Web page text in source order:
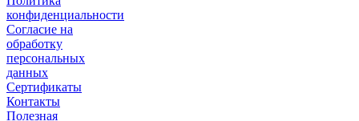
конфиденциальности
Согласие на
обработку
персональных
данных
Сертификаты
Контакты
Полезная